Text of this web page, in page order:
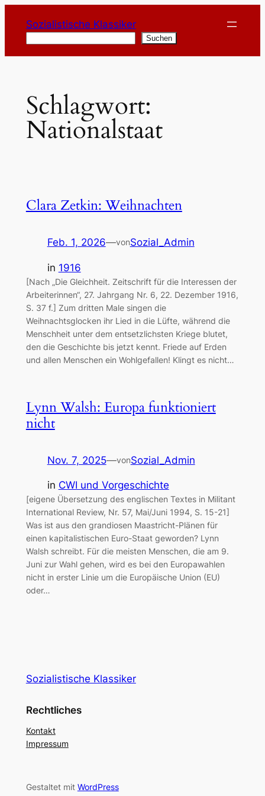
Inhalt
springen
Sozialistische Klassiker
Suchen
Schlagwort:
Nationalstaat
Clara Zetkin: Weihnachten
Feb. 1, 2026—vonSozial_Admin
in 1916
[Nach „Die Gleichheit. Zeitschrift für die Interessen der
Arbeiterinnen“, 27. Jahrgang Nr. 6, 22. Dezember 1916,
S. 37 f.] Zum dritten Male singen die
Weihnachtsglocken ihr Lied in die Lüfte, während die
Menschheit unter dem entsetzlichsten Kriege blutet,
den die Geschichte bis jetzt kennt. Friede auf Erden
und allen Menschen ein Wohlgefallen! Klingt es nicht…
Lynn Walsh: Europa funktioniert
nicht
Nov. 7, 2025—vonSozial_Admin
in CWI und Vorgeschichte
[eigene Übersetzung des englischen Textes in Militant
International Review, Nr. 57, Mai/Juni 1994, S. 15-21]
Was ist aus den grandiosen Maastricht-Plänen für
einen kapitalistischen Euro-Staat geworden? Lynn
Walsh schreibt. Für die meisten Menschen, die am 9.
Juni zur Wahl gehen, wird es bei den Europawahlen
nicht in erster Linie um die Europäische Union (EU)
oder…
Sozialistische Klassiker
Rechtliches
Kontakt
Impressum
Gestaltet mit WordPress